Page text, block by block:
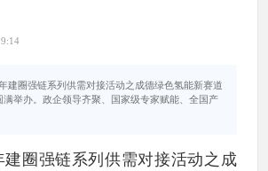
建圈强链系列供需对接活动之成德绿色氢能新赛道
满举办。政企领导齐聚、国家级专家赋能、全国产
建圈强链系列供需对接活动之成